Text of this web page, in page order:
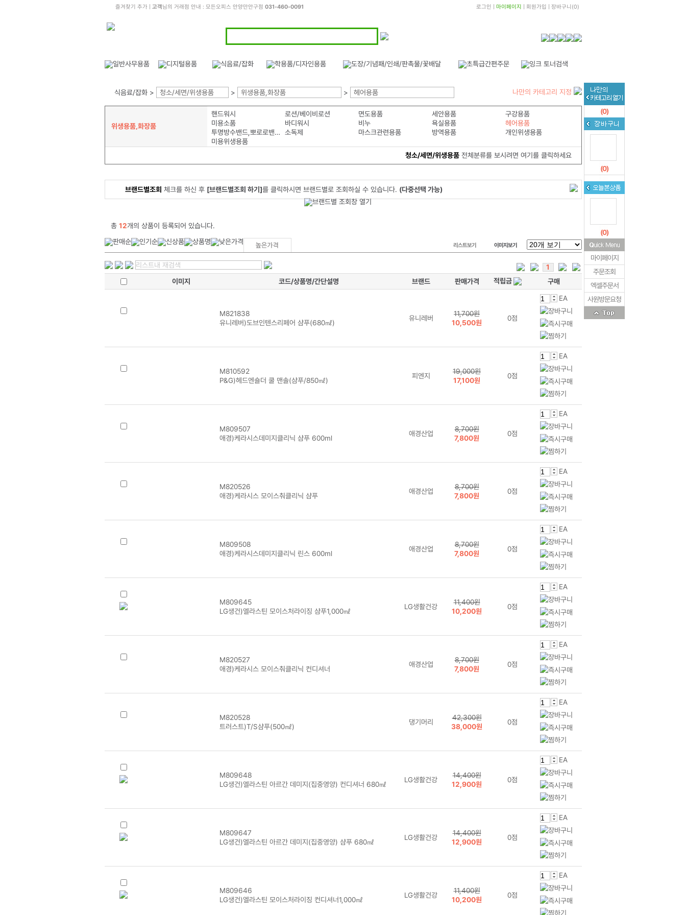
즐겨찾기 추가| 고객님의 거래점 안내 : 모든오피스 안양만안구점 031-460-0091 로그인 마이페이지 회원가입 장바구니 (0)
식음료/잡화 > 청소/세면/위생용품 > 위생용품,화장품 > 헤어용품 나만의 카테고리 지정
위생용품,화장품
핸드워시 로션/베이비로션 면도용품 세안용품
구강용품
미용소품
바디워시 비누 욕실용품
헤어용품
투명방수밴드,뽀로로밴드
소독제 마스크관련용품 방역용품
개인위생용품
미용위생용품
청소/세면/위생용품전체분류를 보시려면 여기를 클릭하세요
브랜드별조회 체크를 하신 후 [브랜드별조회 하기]를 클릭하시면 브랜드별로 조회하실 수 있습니다. (다중선택 가능)
총 12개의 상품이 등록되어 있습니다.
리스트보기 이미지보기
1
이미지
코드/상품명/간단설명 브랜드 판매가격 적립금 구매
M821838
유니레버)도브인텐스리페어 샴푸(680㎖)
유니레버
11,700원
10,500원
0점
EA
M810592
P&G)헤드엔숄더 쿨 맨솔(샴푸/850㎖)
피엔지
19,000원
17,100원
0점
EA
M809507
애경)케라시스데미지클리닉 샴푸 600ml
애경산업
8,700원
7,800원
0점
EA
M820526
애경)케라시스 모이스춰클리닉 샴푸
애경산업
8,700원
7,800원
0점
EA
M809508
애경)케라시스데미지클리닉 린스 600ml
애경산업
8,700원
7,800원
0점
EA
M809645
LG생건)엘라스틴 모이스처라이징 샴푸1,000㎖
LG생활건강
11,400원
10,200원
0점
EA
M820527
애경)케라시스 모이스춰클리닉 컨디셔너
애경산업
8,700원
7,800원
0점
EA
M820528
트러스트)T/S샴푸(500㎖)
댕기머리
42,300원
38,000원
0점
EA
M809648
LG생건)엘라스틴 아르간 데미지(집중영양) 컨디셔너 680㎖
LG생활건강
14,400원
12,900원
0점
EA
M809647
LG생건)엘라스틴 아르간 데미지(집중영양) 샴푸 680㎖
LG생활건강
14,400원
12,900원
0점
EA
M809646
LG생건)엘라스틴 모이스처라이징 컨디셔너1,000㎖
LG생활건강
11,400원
10,200원
0점
EA
(0)
(0)
(0)
마이페이지
주문조회
엑셀주문서
사원방문요청